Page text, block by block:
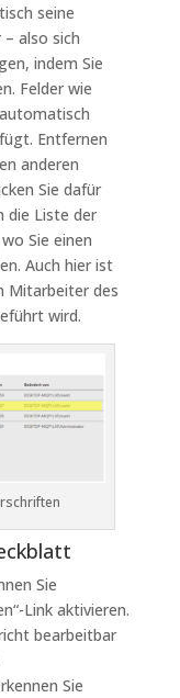
seine
also sich
indem Sie
Felder wie
Entfernen
anderen
Sie dafür
die Liste der
Sie einen
Auch hier ist
Mitarbeiter des
wird.
Sie
Link aktivieren.
bearbeitbar
Sie